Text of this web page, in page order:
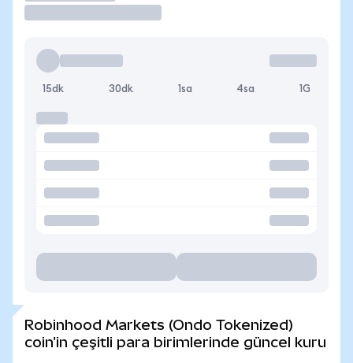
15dk 30dk 1sa 4sa 1G
Robinhood Markets (Ondo Tokenized)
coin'in çeşitli para birimlerinde güncel kuru